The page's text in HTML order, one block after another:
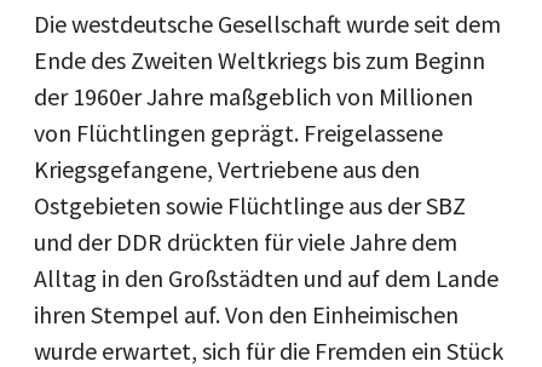
Die westdeutsche Gesellschaft wurde seit dem
Ende des Zweiten Weltkriegs bis zum Beginn
der 1960er Jahre maßgeblich von Millionen
von Flüchtlingen geprägt. Freigelassene
Kriegsgefangene, Vertriebene aus den
Ostgebieten sowie Flüchtlinge aus der SBZ
und der DDR drückten für viele Jahre dem
Alltag in den Großstädten und auf dem Lande
ihren Stempel auf. Von den Einheimischen
wurde erwartet, sich für die Fremden ein Stück